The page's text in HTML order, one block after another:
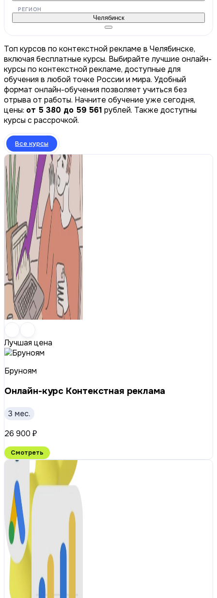
РЕГИОН
Челябинск
Топ курсов по контекстной рекламе в Челябинске,
включая бесплатные курсы. Выбирайте лучшие онлайн-
курсы по контекстной рекламе, доступные для
обучения в любой точке России и мира. Удобный
формат онлайн-обучения позволяет учиться без
отрыва от работы. Начните обучение уже сегодня,
цены: от 5 380 до 59 561 рублей. Также доступны
курсы с рассрочкой.
Все курсы
Лучшая цена
Бруноям
Онлайн-курс Контекстная реклама
3 мес.
26 900 ₽
Смотреть